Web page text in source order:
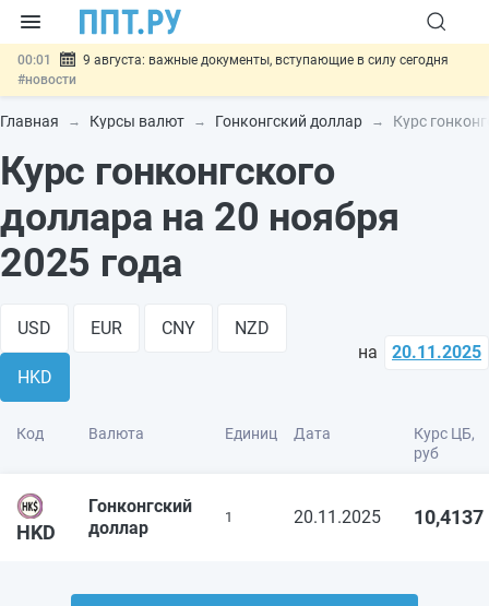
00:01
9 августа: важные документы, вступающие в силу сегодня
#новости
07.08 Подписан закон о блокировке продажи опасных товаров через
«Честный знак»#новости
07.08
Госпошлину за устранение ошибок в документах предлагают
07.08
Важно
Разработают единые критерии трудовых и ГПХ-
отношений
#новости
Главная Курсы валют Гонконгский доллар Курс
Курс гонконгского
доллара на 20 ноября
2025 года
USD EUR CNY NZD
HKD
на 20.11.2025
Код Валюта Единиц Дата
Курс ЦБ,
руб
HKD
Гонконгский
доллар
1 20.11.2025 10,4137